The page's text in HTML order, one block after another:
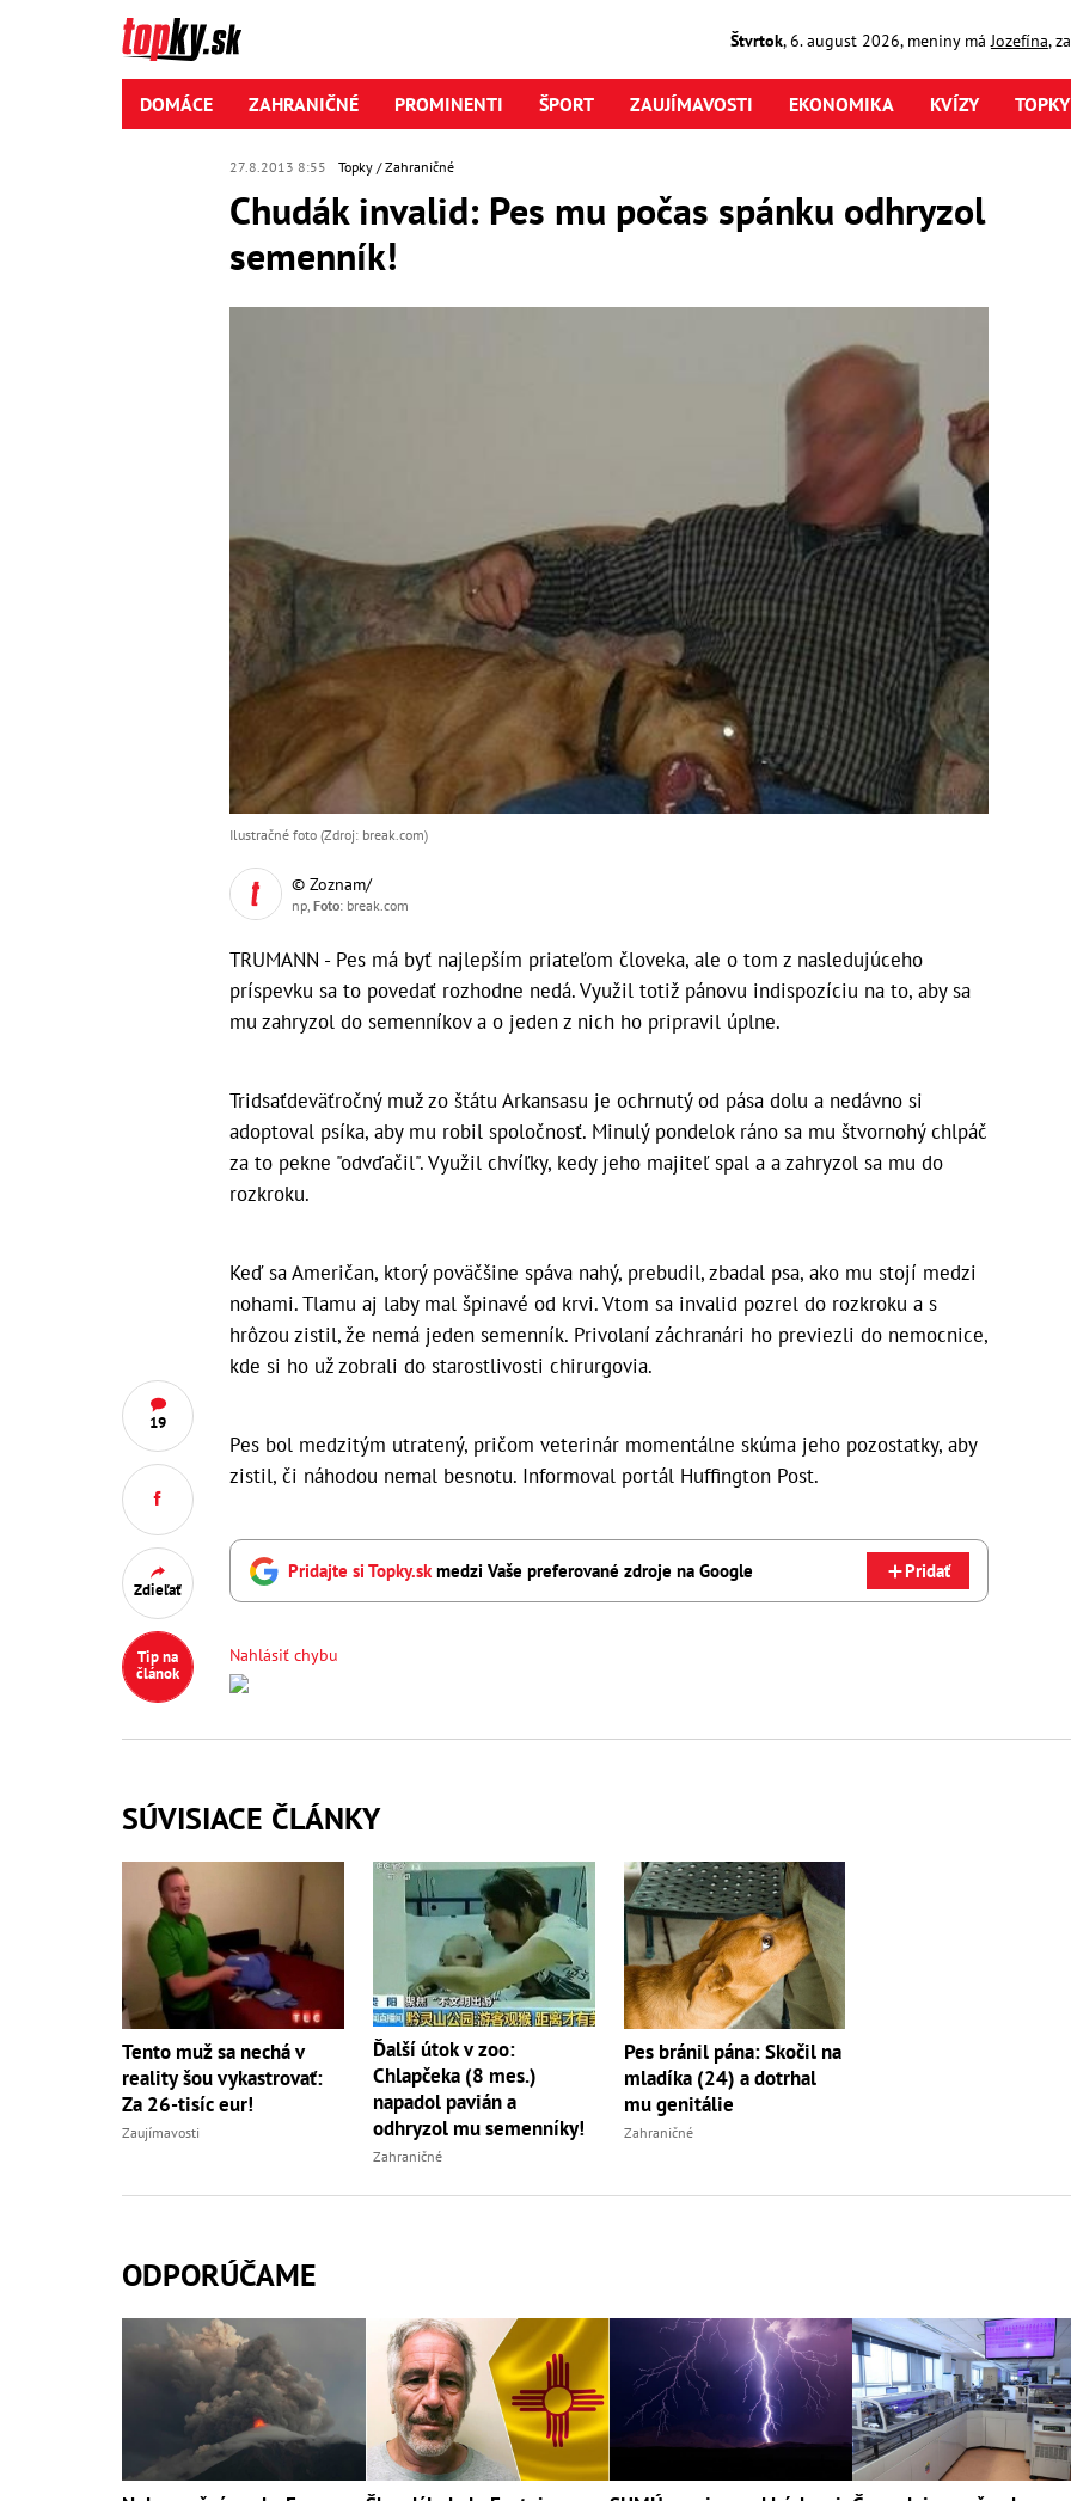
Štvrtok,6. august2026, meniny má Jozefína,
DOMÁCE ZAHRANIČNÉ PROMINENTI ŠPORT ZAUJÍMAVOSTI EKONOMIKA KVÍZY
27.8.2013 8:55 Topky Zahraničné
Chudák invalid: Pes mu počas spánku odhryzol
semenník!
19
Zdieľať
Tip na
článok
Ilustračné foto (Zdroj: break.com)
© Zoznam/
np, Foto: break.com
TRUMANN - Pes má byť najlepším priateľom človeka, ale o tom z nasledujúceho
príspevku sa to povedať rozhodne nedá. Využil totiž pánovu indispozíciu na to, aby sa
mu zahryzol do semenníkov a o jeden z nich ho pripravil úplne.
Tridsaťdeväťročný muž zo štátu Arkansasu je ochrnutý od pása dolu a nedávno si
adoptoval psíka, aby mu robil spoločnosť. Minulý pondelok ráno sa mu štvornohý chlpáč
za to pekne "odvďačil". Využil chvíľky, kedy jeho majiteľ spal a a zahryzol sa mu do
rozkroku.
Keď sa Američan, ktorý poväčšine spáva nahý, prebudil, zbadal psa, ako mu stojí medzi
nohami. Tlamu aj laby mal špinavé od krvi. Vtom sa invalid pozrel do rozkroku a s
hrôzou zistil, že nemá jeden semenník. Privolaní záchranári ho previezli do nemocnice,
kde si ho už zobrali do starostlivosti chirurgovia.
Pes bol medzitým utratený, pričom veterinár momentálne skúma jeho pozostatky, aby
zistil, či náhodou nemal besnotu. Informoval portál Huffington Post.
Pridajte si Topky.sk medzi Vaše preferované zdroje na Google Pridať
Nahlásiť chybu
SÚVISIACE ČLÁNKY
Tento muž sa nechá v
reality šou vykastrovať:
Za 26-tisíc eur!
Zaujímavosti
Ďalší útok v zoo:
Chlapčeka (8 mes.)
napadol pavián a
odhryzol mu semenníky!
Zahraničné
Pes bránil pána: Skočil na
mladíka (24) a dotrhal
mu genitálie
Zahraničné
ODPORÚČAME